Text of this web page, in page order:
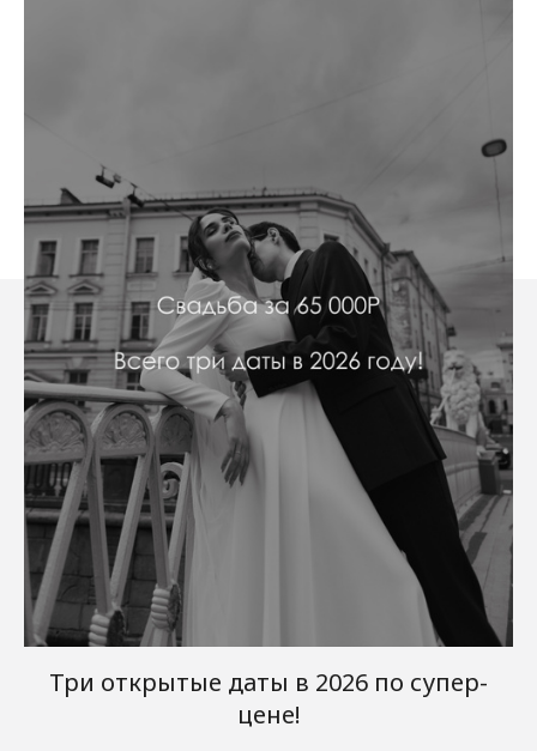
Три открытые даты в 2026 по супер-
цене!